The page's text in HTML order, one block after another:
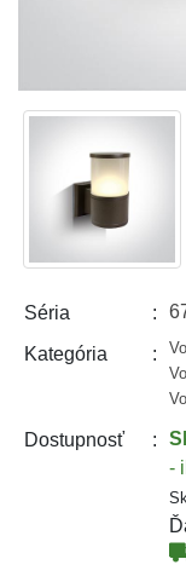
Séria
Kategória
Dostupnosť
-